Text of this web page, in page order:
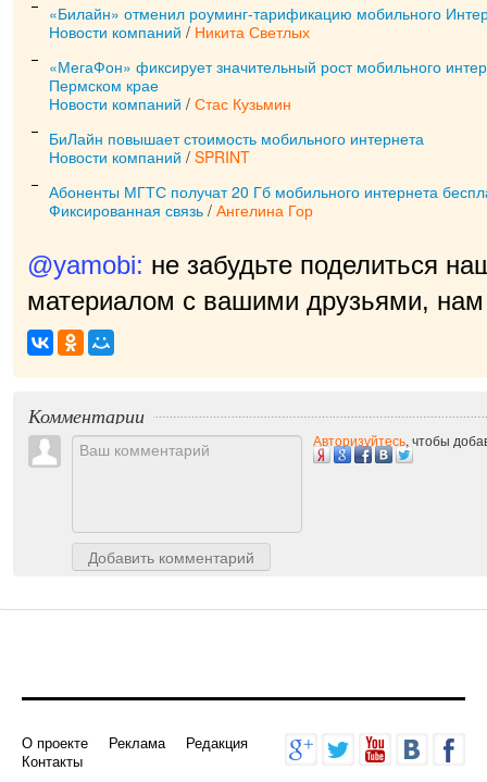
«Билайн» отменил роуминг-тарификацию мобильного
Новости компаний / Никита Светлых
«МегаФон» фиксирует значительный рост мобильного
Пермском крае
Новости компаний / Стас Кузьмин
БиЛайн повышает стоимость мобильного интернета
Новости компаний / SPRINT
Абоненты МГТС получат 20 Гб мобильного интернета
Фиксированная связь / Ангелина Гор
@yamobi: не забудьте поделиться
материалом с вашими друзьями, нам
Комментарии
Добавить комментарий
Авторизуйтесь, чтобы
О проекте Реклама
Редакция
Контакты